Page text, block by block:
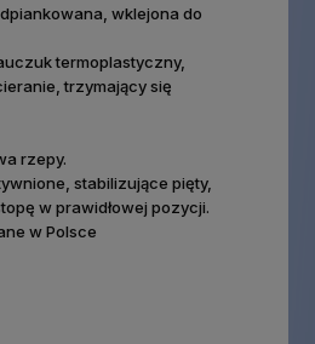
wklejona do
termoplastyczny,
trzymający się
rzepy.
stabilizujące pięty,
w prawidłowej pozycji.
w Polsce